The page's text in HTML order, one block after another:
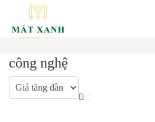
công nghệ